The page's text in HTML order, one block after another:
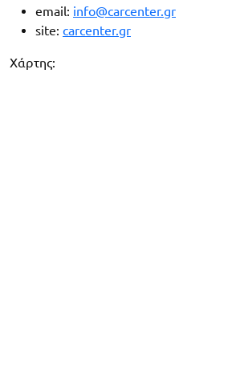
email: info@carcenter.gr
site: carcenter.gr
Χάρτης: